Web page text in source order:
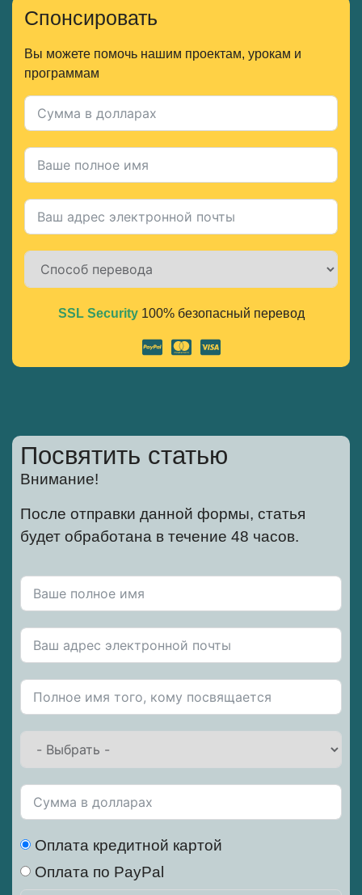
Спонсировать
Вы можете помочь нашим проектам, урокам и
программам
Alternative:
SSL Security100% безопасный перевод
Посвятить статью
Внимание!
После отправки данной формы, статья
будет обработана в течение 48 часов.
Оплата кредитной картой
Оплата по PayPal